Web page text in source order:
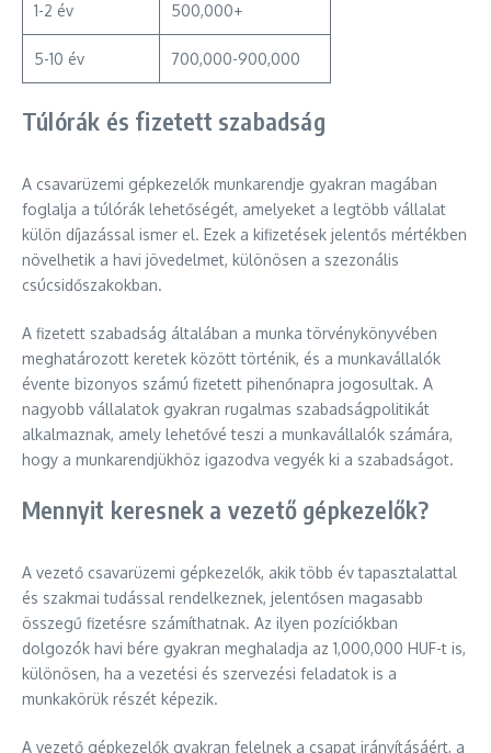
1-2 év 500,000+
5-10 év 700,000-900,000
Túlórák és fizetett szabadság
A csavarüzemi gépkezelők munkarendje gyakran magában
foglalja a túlórák lehetőségét, amelyeket a legtöbb vállalat
külön díjazással ismer el. Ezek a kifizetések jelentős mértékben
növelhetik a havi jövedelmet, különösen a szezonális
csúcsidőszakokban.
A fizetett szabadság általában a munka törvénykönyvében
meghatározott keretek között történik, és a munkavállalók
évente bizonyos számú fizetett pihenőnapra jogosultak. A
nagyobb vállalatok gyakran rugalmas szabadságpolitikát
alkalmaznak, amely lehetővé teszi a munkavállalók számára,
hogy a munkarendjükhöz igazodva vegyék ki a szabadságot.
Mennyit keresnek a vezető gépkezelők?
A vezető csavarüzemi gépkezelők, akik több év tapasztalattal
és szakmai tudással rendelkeznek, jelentősen magasabb
összegű fizetésre számíthatnak. Az ilyen pozíciókban
dolgozók havi bére gyakran meghaladja az 1,000,000 HUF-t is,
különösen, ha a vezetési és szervezési feladatok is a
munkakörük részét képezik.
A vezető gépkezelők gyakran felelnek a csapat irányításáért, a